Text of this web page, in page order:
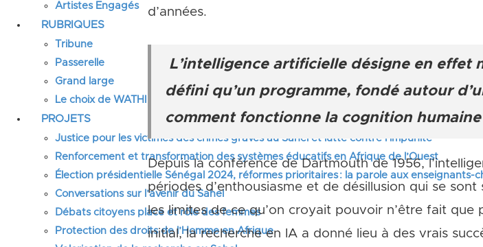
Artistes Engagés
RUBRIQUES
Tribune
Passerelle
Grand large
Le choix de WATHI
PROJETS
Justice pour les victimes des crimes graves au Sahel et lutte contre l’impunité
Renforcement et transformation des systèmes éducatifs en Afrique de l’Ouest
Élection présidentielle Sénégal 2024, réformes prioritaires : la parole aux enseignants-
Conversations sur l’avenir du Sahel
Débats citoyens place et rôle des femmes
Protection des droits de l’Homme en Afrique
d’années.
L’intelligence artificielle désigne en effet
défini qu’un programme, fondé autour
comment fonctionne la cognition
Depuis la conférence de Dartmouth de 1956,
périodes d’enthousiasme et de désillusion qui se
les limites de ce qu’on croyait pouvoir n’être fait
initial, la recherche en IA a donné lieu à des vrais